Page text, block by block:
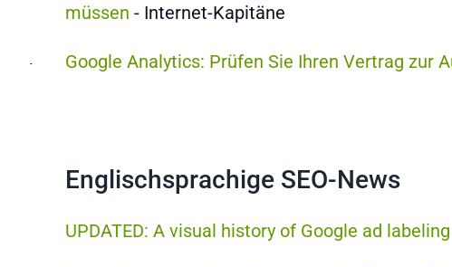
müssen - Internet-Kapitäne
Google Analytics: Prüfen Sie Ihren Vertrag zur
Englischsprachige SEO-News
UPDATED: A visual history of Google ad
https://www.xovi.de/2017/01/sitemap-
google-
einreichen/